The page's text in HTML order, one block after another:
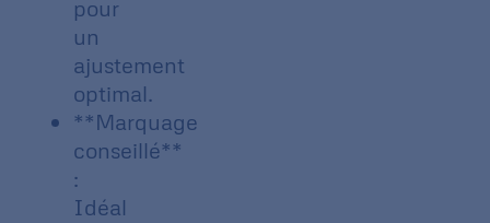
pour
un
ajustement
optimal.
**Marquage
conseillé**
:
Idéal